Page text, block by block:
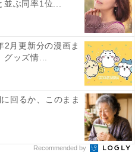
は、偶然、新が用を足して
を鏡ごしに観察した新が葵
助けてください」と葵。は
葵の手を引き、新を待っ
の手も取って3人で逃げ去
を未成年だと見抜いたス
ぶ同率1位...
2月更新分の漫画ま
ッズ情...
回るか、このまま
Recommended by